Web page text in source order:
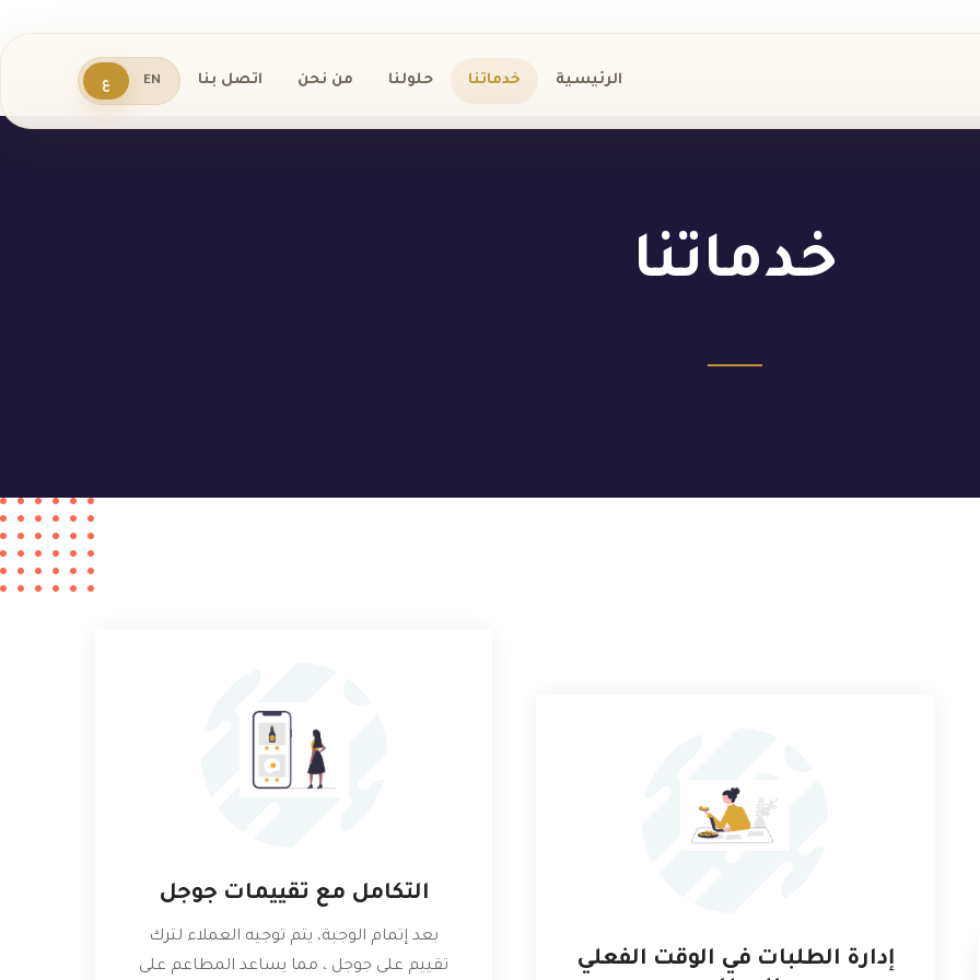
الرئيسية خدماتنا حلولنا من نحن اتصل بنا ع EN
خدماتنا
إدارة الطلبات في الوقت الفعلي
التكامل مع تقييمات جوجل
بعد إتمام الوجبة، يتم توجيه العملاء لترك
تقييم على جوجل ، مما يساعد المطاعم على